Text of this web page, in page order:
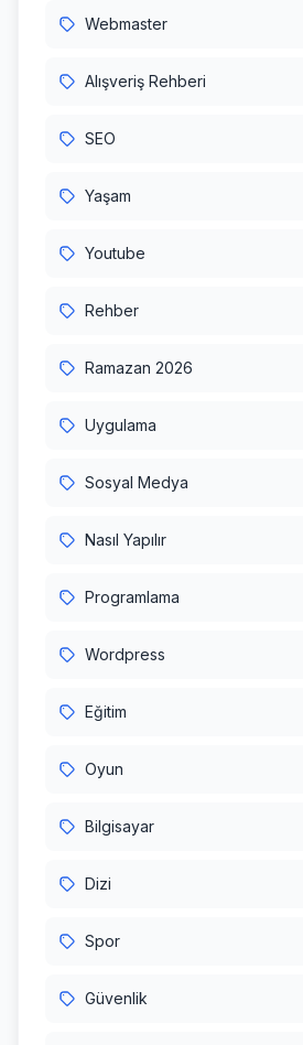
Webmaster
Alışveriş Rehberi
SEO
Yaşam
Youtube
Rehber
Ramazan 2026
Uygulama
Sosyal Medya
Nasıl Yapılır
Programlama
Wordpress
Eğitim
Oyun
Bilgisayar
Dizi
Spor
Güvenlik